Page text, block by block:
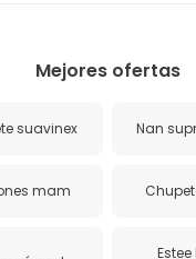
Mejores ofertas
suavinex Nan
mam